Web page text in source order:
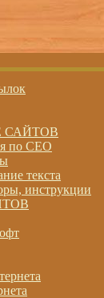
САЙТОВ
по СЕО
текста
инструкции